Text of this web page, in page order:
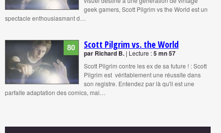
geek gamers, Scott Pilgrim vs the World est un
spectacle enthousiasmant d…
80 Scott Pilgrim vs. the World
par Richard B. | Lecture :5 mn 57
Scott Pilgrim contre les ex de sa future ! : Scott
Pilgrim est véritablement une réussite dans
son registre. Entendez par là qu'il est une
parfaite adaptation des comics, mai…